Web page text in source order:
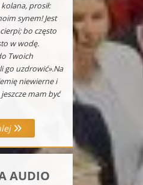
prosił:
synem! Jest
bo często
w wodę.
Twoich
go uzdrowić».Na
niewierne i
mam być
AUDIO